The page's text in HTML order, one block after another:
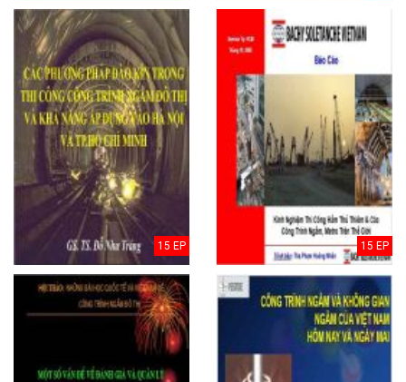
15 EP 15 EP